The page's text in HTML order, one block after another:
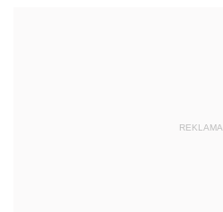
REKLAMA